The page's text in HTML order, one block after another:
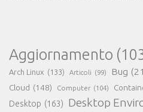
Aggiornamento
Arch Linux (133) Articoli (99) Bug
Cloud (148) Computer (104)
Desktop (163) Desktop